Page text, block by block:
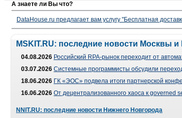
А знаете ли Вы что?
DataHouse.ru предлагает вам услугу "Бесплатная
MSKIT.RU: последние новости Москвы и
04.08.2026 Российский RPA-рынок переходит от
03.07.2026 Системные программисты обсудили
18.06.2026 ГК «ЭОС» подвела итоги партнерской
16.06.2026 От децентрализованного хаоса к governed
NNIT.RU: последние новости Нижнего Новгорода